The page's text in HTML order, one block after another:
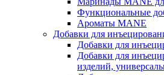
Функциональные
Ароматы MANE
Добавки для
Добавки для
Добавки для
изделий,